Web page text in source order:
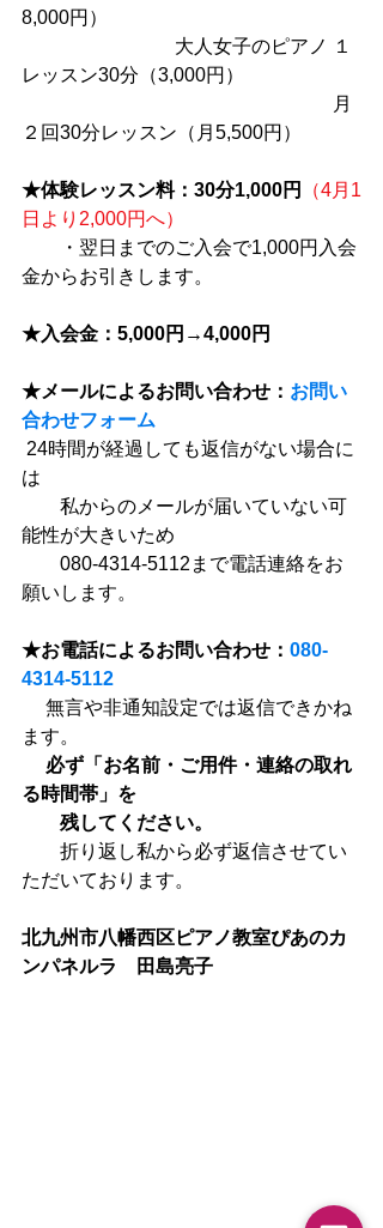
8,000円）
大人女子のピアノ １
レッスン30分（3,000円）
月
２回30分レッスン（月5,500円）
★体験レッスン料：30分1,000円
（4月1
日より2,000円へ）
・翌日までのご入会で1,000円入会
金からお引きします。
★入会金：5,000円→4,000円
★メールによるお問い合わせ： お問い
合わせフォーム
は
私からのメールが届いていない可
能性が大きいため
080-4314-5112まで電話連絡をお
願いします。
★お電話によるお問い合わせ： 080-
4314-5112
ます。
必ず「お名前・ご用件・連絡の取れ
る時間帯」を
残してください。
折り返し私から必ず返信させてい
ただいております。
北九州市八幡西区ピアノ教室ぴあのカ
ンパネルラ　田島亮子